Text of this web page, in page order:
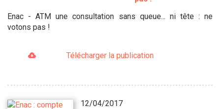
Enac - ATM une consultation sans queue... ni tête : ne
votons pas !
Télécharger la publication
12/04/2017